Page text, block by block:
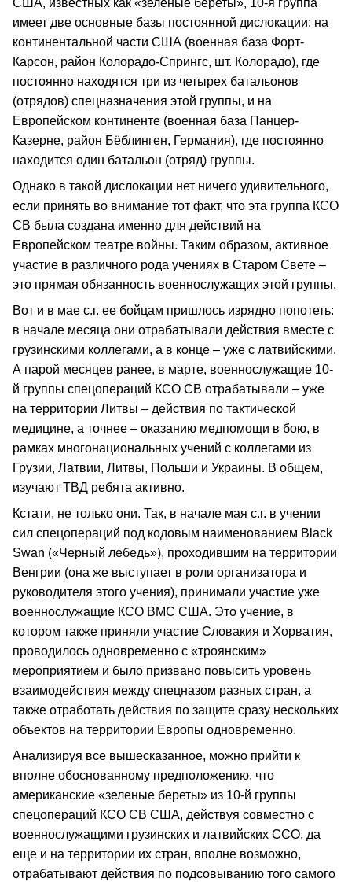
США, известных как «зеленые береты», 10-я группа
имеет две основные базы постоянной дислокации: на
континентальной части США (военная база Форт-
Карсон, район Колорадо-Спрингс, шт. Колорадо), где
постоянно находятся три из четырех батальонов
(отрядов) спецназначения этой группы, и на
Европейском континенте (военная база Панцер-
Казерне, район Бёблинген, Германия), где постоянно
находится один батальон (отряд) группы.
Однако в такой дислокации нет ничего удивительного,
если принять во внимание тот факт, что эта группа КСО
СВ была создана именно для действий на
Европейском театре войны. Таким образом, активное
участие в различного рода учениях в Старом Свете –
это прямая обязанность военнослужащих этой группы.
Вот и в мае с.г. ее бойцам пришлось изрядно попотеть:
в начале месяца они отрабатывали действия вместе с
грузинскими коллегами, а в конце – уже с латвийскими.
А парой месяцев ранее, в марте, военнослужащие 10-
й группы спецопераций КСО СВ отрабатывали – уже
на территории Литвы – действия по тактической
медицине, а точнее – оказанию медпомощи в бою, в
рамках многонациональных учений с коллегами из
Грузии, Латвии, Литвы, Польши и Украины. В общем,
изучают ТВД ребята активно.
Кстати, не только они. Так, в начале мая с.г. в учении
сил спецопераций под кодовым наименованием Black
Swan («Черный лебедь»), проходившим на территории
Венгрии (она же выступает в роли организатора и
руководителя этого учения), принимали участие уже
военнослужащие КСО ВМС США. Это учение, в
котором также приняли участие Словакия и Хорватия,
проводилось одновременно с «троянским»
мероприятием и было призвано повысить уровень
взаимодействия между спецназом разных стран, а
также отработать действия по защите сразу нескольких
объектов на территории Европы одновременно.
Анализируя все вышесказанное, можно прийти к
вполне обоснованному предположению, что
американские «зеленые береты» из 10-й группы
спецопераций КСО СВ США, действуя совместно с
военнослужащими грузинских и латвийских ССО, да
еще и на территории их стран, вполне возможно,
отрабатывают действия по подсовыванию того самого